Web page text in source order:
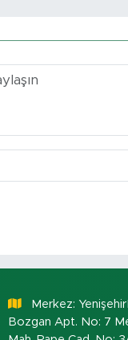
Merkez:
Bozgan Apt. No: 7